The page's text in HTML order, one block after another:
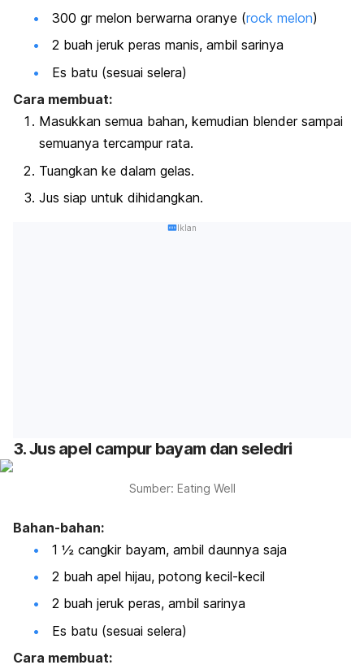
300 gr melon berwarna oranye (rock melon)
2 buah jeruk peras manis, ambil sarinya
Es batu (sesuai selera)
Cara membuat:
Masukkan semua bahan, kemudian blender sampai
semuanya tercampur rata.
Tuangkan ke dalam gelas.
Jus siap untuk dihidangkan.
Iklan
3. Jus apel campur bayam dan seledri
Sumber: Eating Well
Bahan-bahan:
1 ½ cangkir bayam, ambil daunnya saja
2 buah apel hijau, potong kecil-kecil
2 buah jeruk peras, ambil sarinya
Es batu (sesuai selera)
Cara membuat: